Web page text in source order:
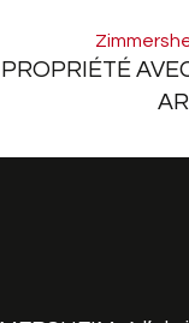
PROPRIÉTÉ